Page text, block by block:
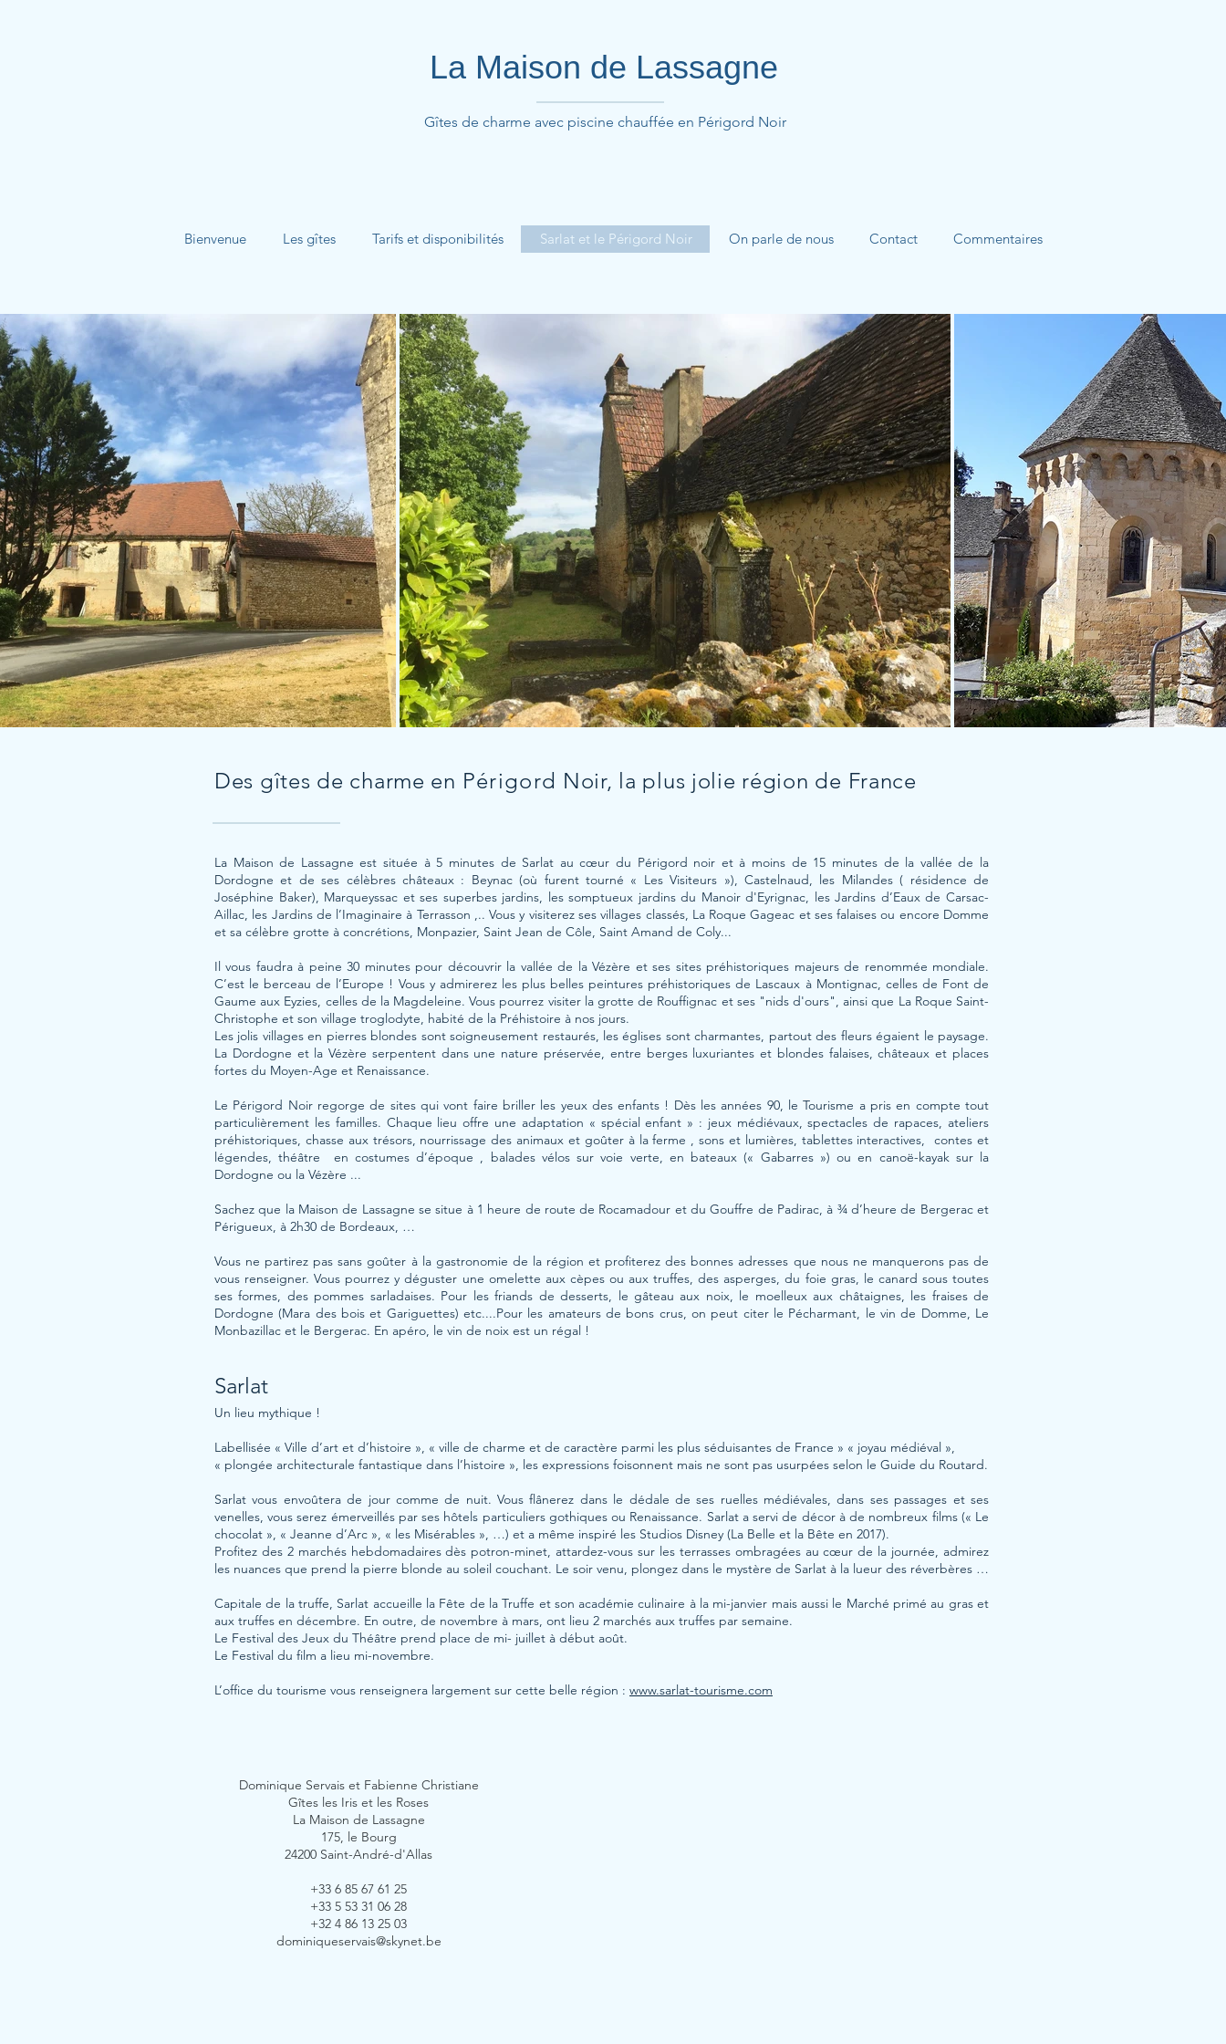
La Maison de Lassagne
Gîtes de charme avec piscine chauffée en Périgord Noir
Bienvenue Les gîtes Tarifs et disponibilités Sarlat et le Périgord Noir On parle de nous Contact Commentaires
Des gîtes de charme en Périgord Noir, la plus jolie région de France
La Maison de Lassagne est située à 5 minutes de Sarlat au cœur du Périgord noir et à moins de 15 minutes de la vallée de la
Dordogne et de ses célèbres châteaux : Beynac (où furent tourné « Les Visiteurs »), Castelnaud, les Milandes ( résidence de
Joséphine Baker), Marqueyssac et ses superbes jardins, les somptueux jardins du Manoir d'Eyrignac, les Jardins d’Eaux de Carsac-
Aillac, les Jardins de l’Imaginaire à Terrasson ,.. Vous y visiterez ses villages classés, La Roque Gageac et ses falaises ou encore Domme
et sa célèbre grotte à concrétions, Monpazier, Saint Jean de Côle, Saint Amand de Coly...
Il vous faudra à peine 30 minutes pour découvrir la vallée de la Vézère et ses sites préhistoriques majeurs de renommée mondiale.
C’est le berceau de l’Europe ! Vous y admirerez les plus belles peintures préhistoriques de Lascaux à Montignac, celles de Font de
Gaume aux Eyzies, celles de la Magdeleine. Vous pourrez visiter la grotte de Rouffignac et ses "nids d'ours", ainsi que La Roque Saint-
Christophe et son village troglodyte, habité de la Préhistoire à nos jours.
Les jolis villages en pierres blondes sont soigneusement restaurés, les églises sont charmantes, partout des fleurs égaient le paysage.
La Dordogne et la Vézère serpentent dans une nature préservée, entre berges luxuriantes et blondes falaises, châteaux et places
fortes du Moyen-Age et Renaissance.
Le Périgord Noir regorge de sites qui vont faire briller les yeux des enfants ! Dès les années 90, le Tourisme a pris en compte tout
particulièrement les familles. Chaque lieu offre une adaptation « spécial enfant » : jeux médiévaux, spectacles de rapaces, ateliers
préhistoriques, chasse aux trésors, nourrissage des animaux et goûter à la ferme , sons et lumières, tablettes interactives, contes et
légendes, théâtre en costumes d’époque , balades vélos sur voie verte, en bateaux (« Gabarres ») ou en canoë-kayak sur la
Dordogne ou la Vézère ...
Sachez que la Maison de Lassagne se situe à 1 heure de route de Rocamadour et du Gouffre de Padirac, à ¾ d’heure de Bergerac et
Périgueux, à 2h30 de Bordeaux, …
Vous ne partirez pas sans goûter à la gastronomie de la région et profiterez des bonnes adresses que nous ne manquerons pas de
vous renseigner. Vous pourrez y déguster une omelette aux cèpes ou aux truffes, des asperges, du foie gras, le canard sous toutes
ses formes, des pommes sarladaises. Pour les friands de desserts, le gâteau aux noix, le moelleux aux châtaignes, les fraises de
Dordogne (Mara des bois et Gariguettes) etc....Pour les amateurs de bons crus, on peut citer le Pécharmant, le vin de Domme, Le
Monbazillac et le Bergerac. En apéro, le vin de noix est un régal !
Sarlat
Un lieu mythique !
Labellisée « Ville d’art et d’histoire », « ville de charme et de caractère parmi les plus séduisantes de France » « joyau médiéval »,
« plongée architecturale fantastique dans l’histoire », les expressions foisonnent mais ne sont pas usurpées selon le Guide du Routard.
Sarlat vous envoûtera de jour comme de nuit. Vous flânerez dans le dédale de ses ruelles médiévales, dans ses passages et ses
venelles, vous serez émerveillés par ses hôtels particuliers gothiques ou Renaissance. Sarlat a servi de décor à de nombreux films (« Le
chocolat », « Jeanne d’Arc », « les Misérables », …) et a même inspiré les Studios Disney (La Belle et la Bête en 2017).
Profitez des 2 marchés hebdomadaires dès potron-minet, attardez-vous sur les terrasses ombragées au cœur de la journée, admirez
les nuances que prend la pierre blonde au soleil couchant. Le soir venu, plongez dans le mystère de Sarlat à la lueur des réverbères …
Capitale de la truffe, Sarlat accueille la Fête de la Truffe et son académie culinaire à la mi-janvier mais aussi le Marché primé au gras et
aux truffes en décembre. En outre, de novembre à mars, ont lieu 2 marchés aux truffes par semaine.
Le Festival des Jeux du Théâtre prend place de mi- juillet à début août.
Le Festival du film a lieu mi-novembre.
L’office du tourisme vous renseignera largement sur cette belle région : www.sarlat-tourisme.com
Dominique Servais et Fabienne Christiane
Gîtes les Iris et les Roses
La Maison de Lassagne
175, le Bourg
24200 Saint-André-d'Allas
+33 6 85 67 61 25
+33 5 53 31 06 28
+32 4 86 13 25 03
dominiqueservais@skynet.be